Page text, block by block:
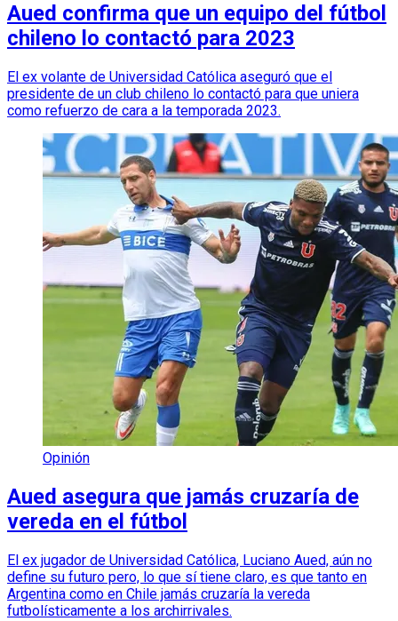
Aued confirma que un equipo del fútbol
chileno lo contactó para 2023
El ex volante de Universidad Católica aseguró que el
presidente de un club chileno lo contactó para que uniera
como refuerzo de cara a la temporada 2023.
Opinión
Aued asegura que jamás cruzaría de
vereda en el fútbol
El ex jugador de Universidad Católica, Luciano Aued, aún no
define su futuro pero, lo que sí tiene claro, es que tanto en
Argentina como en Chile jamás cruzaría la vereda
futbolísticamente a los archirrivales.